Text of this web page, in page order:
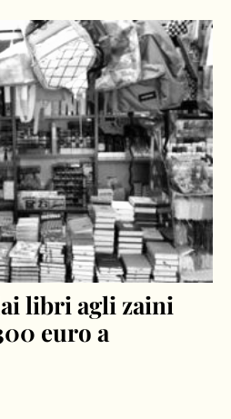
libri agli zaini
euro a